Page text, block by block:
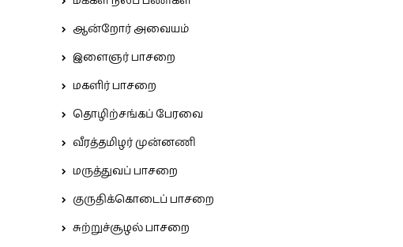
ஆன்றோர் அவையம்
இளைஞர் பாசறை
மகளிர் பாசறை
தொழிற்சங்கப் பேரவை
வீரத்தமிழர் முன்னணி
மருத்துவப் பாசறை
குருதிக்கொடைப் பாசறை
சுற்றுச்சூழல் பாசறை